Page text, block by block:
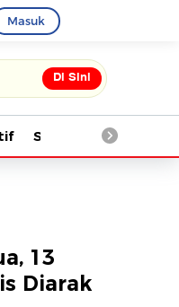
Masuk
Di Sini
Saintek
13
Diarak